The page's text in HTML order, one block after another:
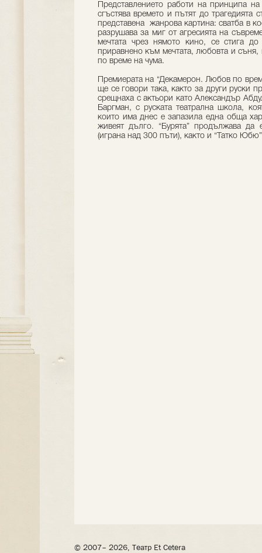
Представлението работи на принципа
сгъстява времето и пътят до трагедията
представена жанрова картина: сватба в
разрушава за миг от агресията на
мечтата чрез нямото кино, се стига
приравнено към мечтата, любовта и
пo време на чума.
Премиерата на “Декамерон. Любов по
ще се говори така, както за други руски
срещнаха с актьори като Александър
Баргман, с руската театрална школа,
които има днес е запазила една обща
живеят дълго. “Бурята” продължава
(играна над 300 пъти), както и “Татко
© 2007– 2026, Театр Et Cetera